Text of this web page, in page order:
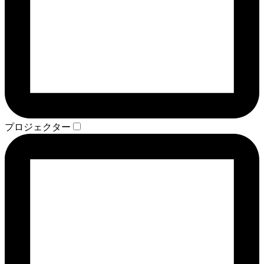
プロジェクター